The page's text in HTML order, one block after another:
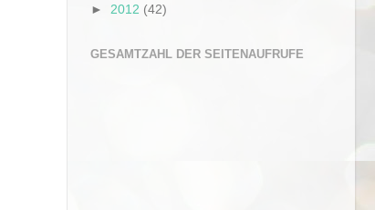
► 2012 (42)
GESAMTZAHL DER SEITENAUFRUFE